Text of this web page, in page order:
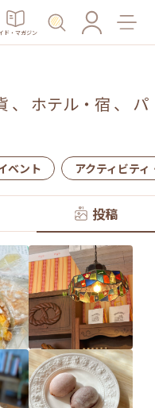
ド・マガジン
、 ホテル・宿 、 パ
ベント アクティビティ
投稿